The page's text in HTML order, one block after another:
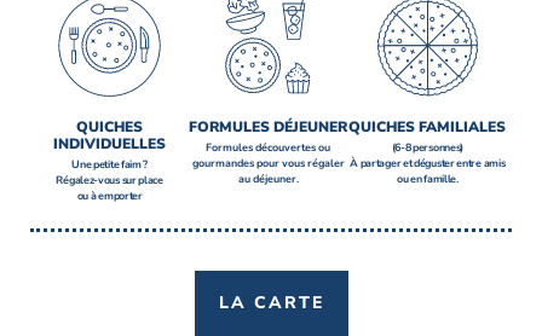
QUICHES
INDIVIDUELLES
Une petite faim ?
Régalez-vous sur place
ou à emporter
FORMULES DÉJEUNER
Formules découvertes ou
gourmandes pour vous régaler
au déjeuner.
QUICHES FAMILIALES
(6-8 personnes)
À partager et déguster entre amis
ou en famille.
LA CARTE